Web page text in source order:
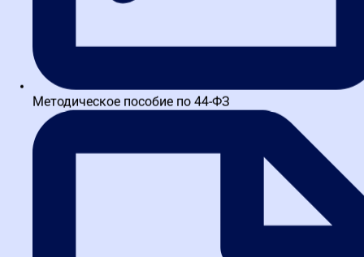
Обзор новостей госзакупок: ключевые события с 29
Контракты с единственным поставщиком по 44-ФЗ с 1
июля 2026: новый порядок включения в реестр
Установка сертификатов Минцифры для ЕИС с 4 июля
Методическое пособие по 44-ФЗ